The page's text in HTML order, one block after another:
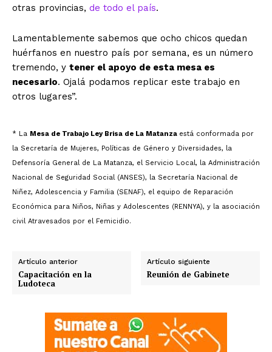
otras provincias, de todo el país.
Lamentablemente sabemos que ocho chicos quedan
huérfanos en nuestro país por semana, es un número
tremendo, y tener el apoyo de esta mesa es
necesario. Ojalá podamos replicar este trabajo en
otros lugares”.
* La Mesa de Trabajo Ley Brisa de La Matanza está conformada por
la Secretaría de Mujeres, Políticas de Género y Diversidades, la
Defensoría General de La Matanza, el Servicio Local, la Administración
Nacional de Seguridad Social (ANSES), la Secretaría Nacional de
Niñez, Adolescencia y Familia (SENAF), el equipo de Reparación
Económica para Niños, Niñas y Adolescentes (RENNYA), y la asociación
civil Atravesados por el Femicidio.
Artículo anterior
Capacitación en la
Ludoteca
Artículo siguiente
Reunión de Gabinete